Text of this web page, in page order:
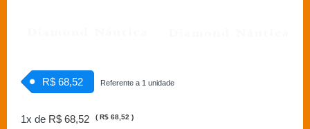
R$ 68,52 Referente a 1 unidade
1x de R$ 68,52 ( R$ 68,52 )